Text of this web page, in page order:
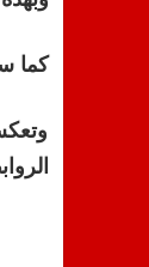
كما